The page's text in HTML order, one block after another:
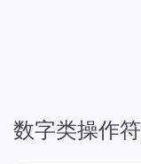
数字类操作符